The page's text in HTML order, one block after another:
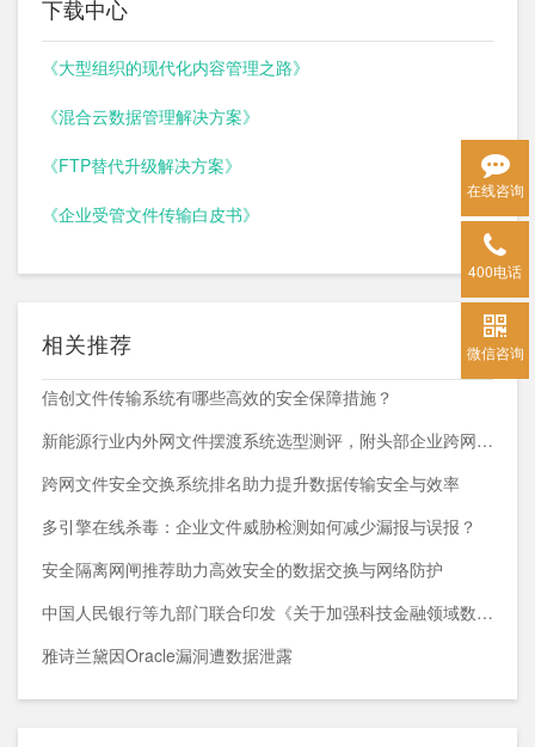
下载中心
《大型组织的现代化内容管理之路》
《混合云数据管理解决方案》
《FTP替代升级解决方案》
《企业受管文件传输白皮书》
相关推荐
信创文件传输系统有哪些高效的安全保障措施？
新能源行业内外网文件摆渡系统选型测评，附头部企业跨网部署案例
跨网文件安全交换系统排名助力提升数据传输安全与效率
多引擎在线杀毒：企业文件威胁检测如何减少漏报与误报？
安全隔离网闸推荐助力高效安全的数据交换与网络防护
中国人民银行等九部门联合印发《关于加强科技金融领域数据开发利用的通知》
雅诗兰黛因Oracle漏洞遭数据泄露
在线咨询
400电话
微信咨询